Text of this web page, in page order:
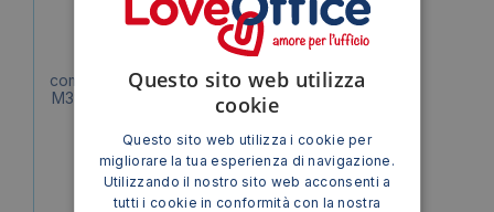
compatibile con Samsung
M3820 – MLT-D203E/ELS
Avvisami
Questo sito web utilizza
cookie
Questo sito web utilizza i cookie per
migliorare la tua esperienza di navigazione.
Utilizzando il nostro sito web acconsenti a
tutti i cookie in conformità con la nostra